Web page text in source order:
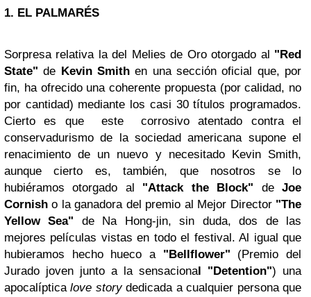
1. EL PALMARÉS
Sorpresa relativa la del Melies de Oro otorgado al "Red
State" de Kevin Smith en una sección oficial que, por
fin, ha ofrecido una coherente propuesta (por calidad, no
por cantidad) mediante los casi 30 títulos programados.
Cierto es que este corrosivo atentado contra el
conservadurismo de la sociedad americana supone el
renacimiento de un nuevo y necesitado Kevin Smith,
aunque cierto es, también, que nosotros se lo
hubiéramos otorgado al "Attack the Block" deJoe
Cornish o la ganadora del premio al Mejor Director "The
Yellow Sea" de Na Hong-jin, sin duda, dos de las
mejores películas vistas en todo el festival. Al igual que
hubieramos hecho hueco a "Bellflower" (Premio del
Jurado joven junto a la sensacional "Detention") una
apocalípticalove storydedicada a cualquier persona que